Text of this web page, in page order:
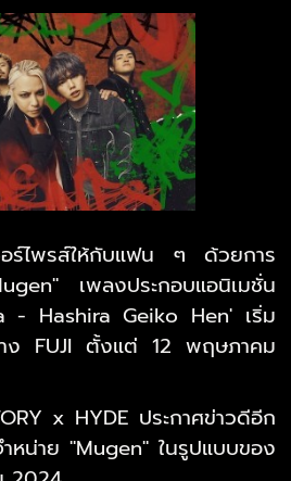
อร์ไพรส์ให้กับแฟน ๆ ด้วยการ
เพลงประกอบแอนิเมชั่น
- Hashira Geiko Hen' เริ่ม
าง FUJI ตั้งแต่ 12 พฤษภาคม
x HYDE ประกาศข่าวดีอีก
ำหน่าย "Mugen" ในรูปแบบของ